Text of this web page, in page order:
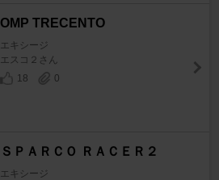
OMP TRECENTO
エキシージ
エスコ２さん
18
0
ＳＰＡＲＣＯ ＲＡＣＥＲ２
エキシージ